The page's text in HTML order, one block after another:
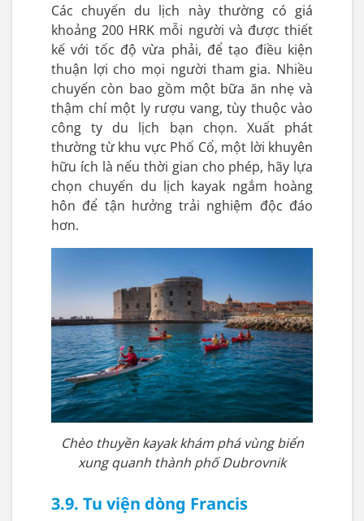
Các chuyến du lịch này thường có giá
khoảng 200 HRK mỗi người và được thiết
kế với tốc độ vừa phải, để tạo điều kiện
thuận lợi cho mọi người tham gia. Nhiều
chuyến còn bao gồm một bữa ăn nhẹ và
thậm chí một ly rượu vang, tùy thuộc vào
công ty du lịch bạn chọn. Xuất phát
thường từ khu vực Phố Cổ, một lời khuyên
hữu ích là nếu thời gian cho phép, hãy lựa
chọn chuyến du lịch kayak ngắm hoàng
hôn để tận hưởng trải nghiệm độc đáo
hơn.
Chèo thuyền kayak khám phá vùng biển
xung quanh thành phố Dubrovnik
3.9. Tu viện dòng Francis